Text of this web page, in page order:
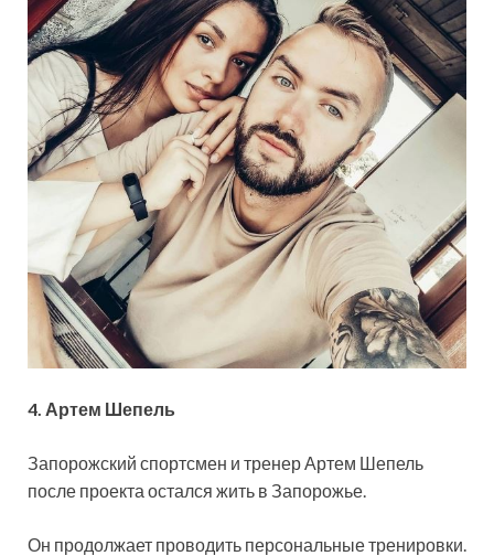
4. Артем Шепель
Запорожский спортсмен и тренер Артем Шепель
после проекта остался жить в Запорожье.
Он продолжает проводить персональные тренировки.